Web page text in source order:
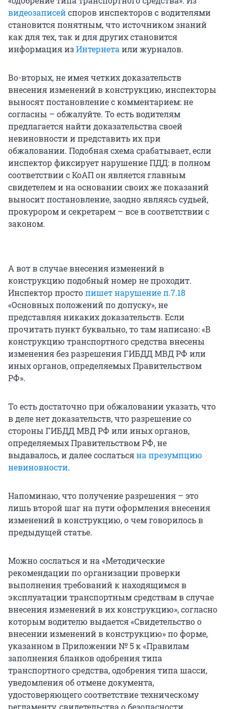
видеозаписейспоров инспекторов с водителями
становится понятным, что источником знаний
как для тех, так и для других становится
информация изИнтернета или журналов.
Во-вторых, не имея четких доказательств
внесения изменений в конструкцию, инспекторы
выносят постановление с комментарием: не
согласны – обжалуйте. То есть водителям
предлагается найти доказательства своей
невиновности и представить их при
обжаловании. Подобная схема срабатывает, если
инспектор фиксирует нарушение ПДД: в полном
соответствии с КоАП он является главным
свидетелем и на основании своих же показаний
выносит постановление, заодно являясь судьей,
прокурором и секретарем – все в соответствии с
законом.
А вот в случае внесения изменений в
конструкцию подобный номер не проходит.
Инспектор простопишет нарушение п.7.18
«Основных положений по допуску», не
представляя никаких доказательств. Если
прочитать пункт буквально, то там написано: «В
конструкцию транспортного средства внесены
изменения без разрешения ГИБДД МВД РФ или
иных органов, определяемых Правительством
РФ».
То есть достаточно при обжаловании указать, что
в деле нет доказательств, что разрешение со
стороны ГИБДД МВД РФ или иных органов,
определяемых Правительством РФ, не
выдавалось, и далее сослатьсяна презумпцию
невиновности.
Напоминаю, что получение разрешения – это
лишь второй шаг на пути оформления внесения
изменений в конструкцию, о чем говорилось в
предыдущей статье.
Можно сослаться и на «Методические
рекомендации по организации проверки
выполнения требований к находящимся в
эксплуатации транспортным средствам в случае
внесения изменений в их конструкцию», согласно
которым водителю выдается «Свидетельство о
внесении изменений в конструкцию» по форме,
указанном в Приложении № 5 к «Правилам
заполнения бланков одобрения типа
транспортного средства, одобрения типа шасси,
уведомления об отмене документа,
удостоверяющего соответствие техническому
регламенту, свидетельства о безопасности